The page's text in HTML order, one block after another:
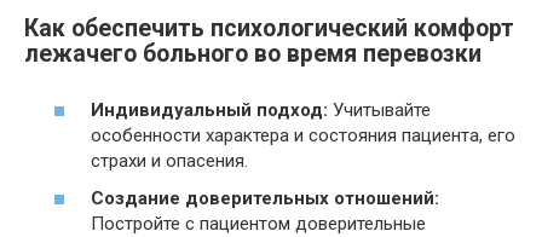
Как обеспечить психологический комфорт
лежачего больного во время перевозки
Индивидуальный подход: Учитывайте
особенности характера и состояния пациента, его
страхи и опасения.
Создание доверительных отношений:
Постройте с пациентом доверительные